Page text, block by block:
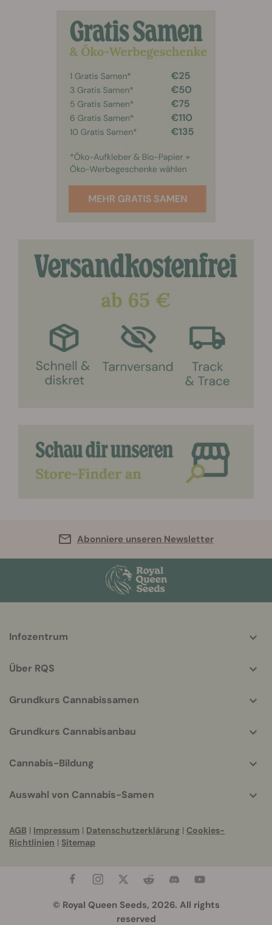
Abonniere unseren Newsletter
helpful
Infozentrum
Über RQS
Grundkurs Cannabissamen
Grundkurs Cannabisanbau
Cannabis-Bildung
Auswahl von Cannabis-Samen
AGB | Impressum | Datenschutzerklärung | Cookies-
Richtlinien | Sitemap
© Royal Queen Seeds, 2026. All rights
reserved